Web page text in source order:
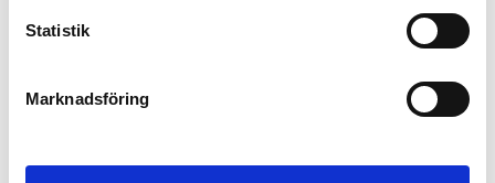
Statistik
Marknadsföring